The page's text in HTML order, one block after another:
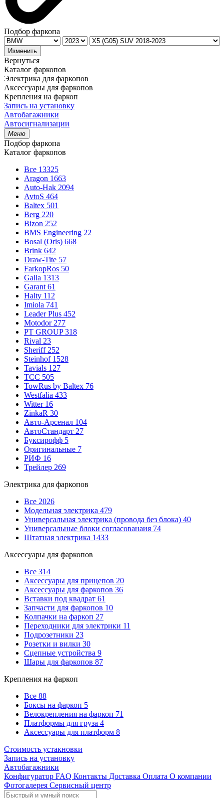
Подбор фаркопа
Изменить
Вернуться
Каталог фаркопов
Электрика для фаркопов
Аксессуары для фаркопов
Крепления на фаркоп
Запись на установку
Автобагажники
Автосигнализации
Меню
Подбор фаркопа
Каталог фаркопов
Все 13325
Aragon 1663
Auto-Hak 2094
AvtoS 464
Baltex 501
Berg 220
Bizon 252
BMS Engineering 22
Bosal (Oris) 668
Brink 642
Draw-Tite 57
FarkopRos 50
Galia 1313
Garant 61
Halty 112
Imiola 741
Leader Plus 452
Motodor 277
PT GROUP 318
Rival 23
Sheriff 252
Steinhof 1528
Tavials 127
TCC 505
TowRus by Baltex 76
Westfalia 433
Witter 16
ZinkaR 30
Авто-Арсенал 104
АвтоСтандарт 27
Буксирофф 5
Оригинальные 7
РИФ 16
Трейлер 269
Электрика для фаркопов
Все 2026
Модельная электрика 479
Универсальная электрика (провода без блока) 40
Универсальные блоки согласованаия 74
Штатная электрика 1433
Аксессуары для фаркопов
Все 314
Аксессуары для прицепов 20
Аксессуары для фаркопов 36
Вставки под квадрат 61
Запчасти для фаркопов 10
Колпачки на фаркоп 27
Переходники для электрики 11
Подрозетники 23
Розетки и вилки 30
Сцепные устройства 9
Шары для фаркопов 87
Крепления на фаркоп
Все 88
Боксы на фаркоп 5
Велокрепления на фаркоп 71
Платформы для груза 4
Аксессуары для платформ 8
Стоимость устакновки
Запись на установку
Автобагажники
Конфигуратор FAQ Контакты Доставка Оплата О компании
Фотогалерея Сервисный центр